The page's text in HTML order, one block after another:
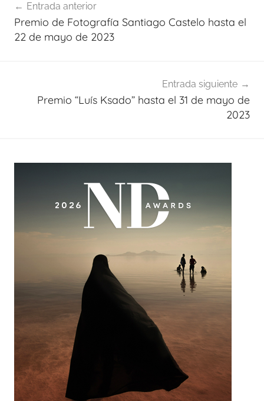
de
entradas
Entrada anterior
Premio de Fotografía Santiago Castelo hasta el
22 de mayo de 2023
Entrada siguiente
Premio “Luís Ksado” hasta el 31 de mayo de
2023